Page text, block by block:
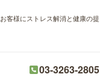
客様にストレス解消と健康の提
03-3263-2805